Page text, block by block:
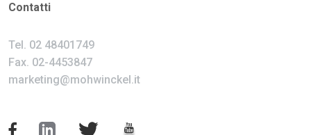
Contatti
Tel. 02 48401749
Fax. 02-4453847
marketing@mohwinckel.it